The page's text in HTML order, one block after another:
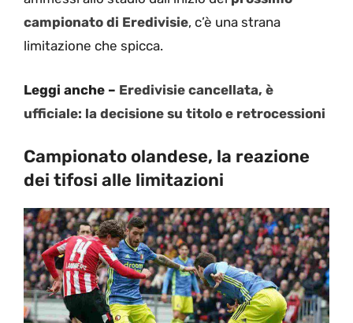
campionato di Eredivisie, c’è una strana
limitazione che spicca.
Leggi anche – Eredivisie cancellata, è
ufficiale: la decisione su titolo e retrocessioni
Campionato olandese, la reazione
dei tifosi alle limitazioni